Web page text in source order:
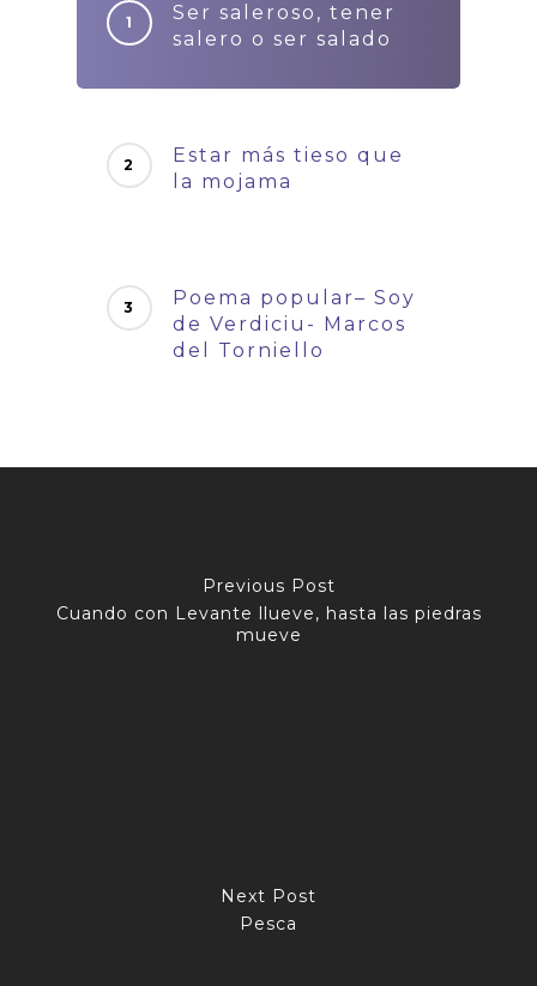
Ser saleroso, tener
salero o ser salado
Estar más tieso que
la mojama
Poema popular– Soy
de Verdiciu- Marcos
del Torniello
Previous Post
Cuando con Levante llueve, hasta las piedras
mueve
Next Post
Pesca